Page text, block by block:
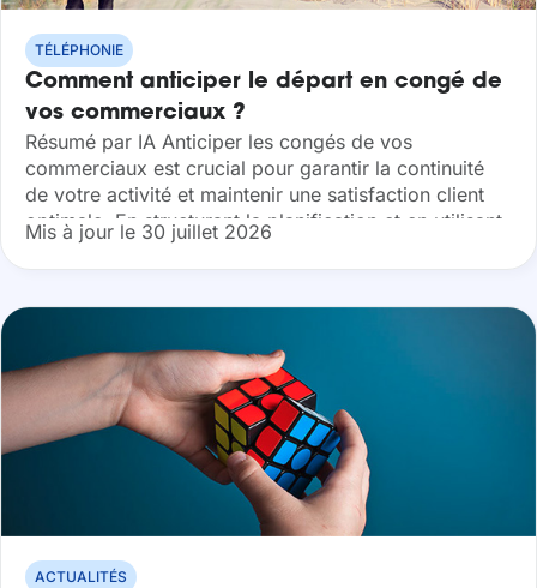
TÉLÉPHONIE
Comment anticiper le départ en congé de
vos commerciaux ?
Résumé par IA Anticiper les congés de vos
commerciaux est crucial pour garantir la continuité
de votre activité et maintenir une satisfaction client
optimale. En structurant la planification et en utilisant
les bons outils collaboratifs, vous...
Mis à jour le 30 juillet 2026
ACTUALITÉS